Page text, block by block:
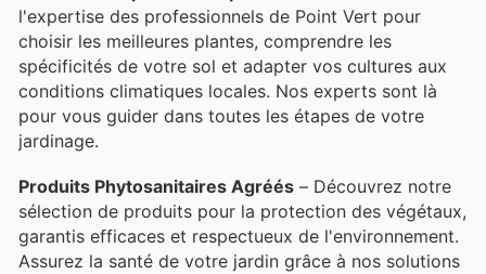
l'expertise des professionnels de Point Vert pour
choisir les meilleures plantes, comprendre les
spécificités de votre sol et adapter vos cultures aux
conditions climatiques locales. Nos experts sont là
pour vous guider dans toutes les étapes de votre
jardinage.
Produits Phytosanitaires Agréés – Découvrez notre
sélection de produits pour la protection des végétaux,
garantis efficaces et respectueux de l'environnement.
Assurez la santé de votre jardin grâce à nos solutions